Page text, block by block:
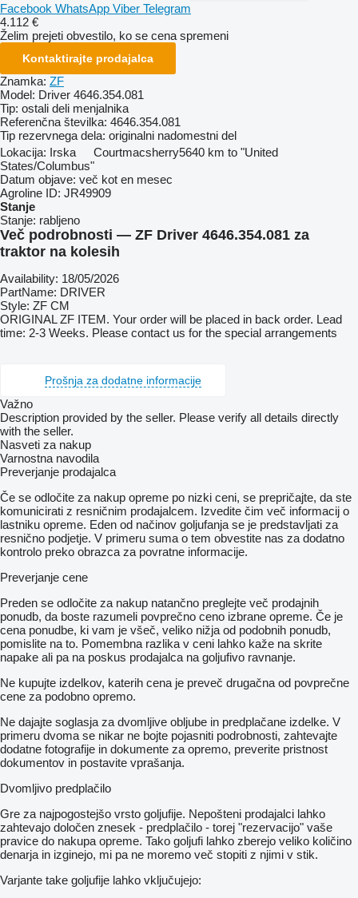
Facebook WhatsApp Viber Telegram
4.112 €
Želim prejeti obvestilo, ko se cena spremeni
Kontaktirajte prodajalca
Znamka: ZF
Model: Driver 4646.354.081
Tip: ostali deli menjalnika
Referenčna številka: 4646.354.081
Tip rezervnega dela: originalni nadomestni del
Lokacija: Irska Courtmacsherry5640 km to "United
States/Columbus"
Datum objave: več kot en mesec
Agroline ID: JR49909
Stanje
Stanje: rabljeno
Več podrobnosti — ZF Driver 4646.354.081 za
traktor na kolesih
Availability: 18/05/2026
PartName: DRIVER
Style: ZF CM
ORIGINAL ZF ITEM. Your order will be placed in back order. Lead
time: 2-3 Weeks. Please contact us for the special arrangements
Prošnja za dodatne informacije
Važno
Description provided by the seller. Please verify all details directly
with the seller.
Nasveti za nakup
Varnostna navodila
Preverjanje prodajalca
Če se odločite za nakup opreme po nizki ceni, se prepričajte, da ste
komunicirati z resničnim prodajalcem. Izvedite čim več informacij o
lastniku opreme. Eden od načinov goljufanja se je predstavljati za
resnično podjetje. V primeru suma o tem obvestite nas za dodatno
kontrolo preko obrazca za povratne informacije.
Preverjanje cene
Preden se odločite za nakup natančno preglejte več prodajnih
ponudb, da boste razumeli povprečno ceno izbrane opreme. Če je
cena ponudbe, ki vam je všeč, veliko nižja od podobnih ponudb,
pomislite na to. Pomembna razlika v ceni lahko kaže na skrite
napake ali pa na poskus prodajalca na goljufivo ravnanje.
Ne kupujte izdelkov, katerih cena je preveč drugačna od povprečne
cene za podobno opremo.
Ne dajajte soglasja za dvomljive obljube in predplačane izdelke. V
primeru dvoma se nikar ne bojte pojasniti podrobnosti, zahtevajte
dodatne fotografije in dokumente za opremo, preverite pristnost
dokumentov in postavite vprašanja.
Dvomljivo predplačilo
Gre za najpogostejšo vrsto goljufije. Nepošteni prodajalci lahko
zahtevajo določen znesek - predplačilo - torej "rezervacijo" vaše
pravice do nakupa opreme. Tako goljufi lahko zberejo veliko količino
denarja in izginejo, mi pa ne moremo več stopiti z njimi v stik.
Varjante take goljufije lahko vključujejo: